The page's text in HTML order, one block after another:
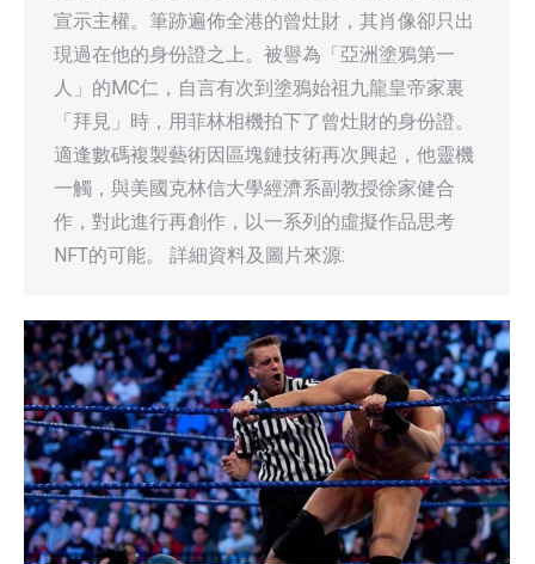
宣示主權。筆跡遍佈全港的曾灶財，其肖像卻只出
現過在他的身份證之上。被譽為「亞洲塗鴉第一
人」的MC仁，自言有次到塗鴉始祖九龍皇帝家裏
「拜見」時，用菲林相機拍下了曾灶財的身份證。
適逢數碼複製藝術因區塊鏈技術再次興起，他靈機
一觸，與美國克林信大學經濟系副教授徐家健合
作，對此進行再創作，以一系列的虛擬作品思考
NFT的可能。 詳細資料及圖片來源: